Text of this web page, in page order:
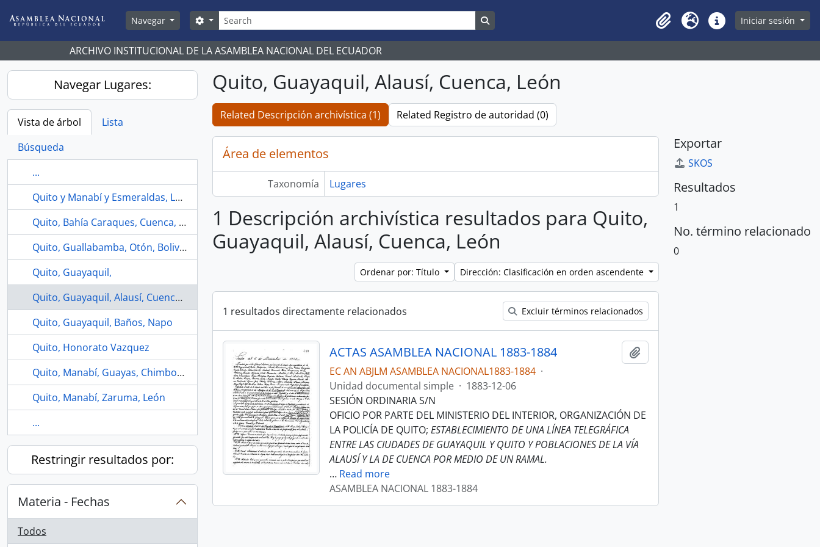
Navegar
Búsqueda
Search options
Clipboard
Idioma Enlaces rápidos
Iniciar sesión
ARCHIVO INSTITUCIONAL DE LA ASAMBLEA NACIONAL DEL ECUADOR
Navegar Lugares:
Vista de árbol
Lista
Búsqueda
...
Quito y Manabí y Esmeraldas, Loja
Quito, Bahía Caraques, Cuenca, Mejía
Quito, Guallabamba, Otón, Bolivar, Manabí y Esmeraldas
Quito, Guayaquil,
Quito, Guayaquil, Alausí, Cuenca, León
Quito, Guayaquil, Baños, Napo
Quito, Honorato Vazquez
Quito, Manabí, Guayas, Chimborazo, Guayaquil
Quito, Manabí, Zaruma, León
...
Restringir resultados por:
Materia - Fechas
Todos
Quito, Guayaquil, Alausí, Cuenca, León
Related Descripción archivística (1) Related Registro de autoridad (0)
Área de elementos
Taxonomía Lugares
1 Descripción archivística resultados para Quito,
Guayaquil, Alausí, Cuenca, León
Ordenar por: Título Dirección: Clasificación en orden ascendente
1 resultados directamente relacionados Excluir términos relacionados
ACTAS ASAMBLEA NACIONAL 1883-1884
EC AN ABJLM ASAMBLEA NACIONAL1883-1884 ·
Unidad documental simple · 1883-12-06
SESIÓN ORDINARIA S/N
OFICIO POR PARTE DEL MINISTERIO DEL INTERIOR, ORGANIZACIÓN DE
LA POLICÍA DE QUITO; ESTABLECIMIENTO DE UNA LÍNEA TELEGRÁFICA
ENTRE LAS CIUDADES DE GUAYAQUIL Y QUITO Y POBLACIONES DE LA VÍA
ALAUSÍ Y LA DE CUENCA POR MEDIO DE UN RAMAL.
… Read more
ASAMBLEA NACIONAL 1883-1884
Exportar
SKOS
Resultados
1
No. término relacionado
0